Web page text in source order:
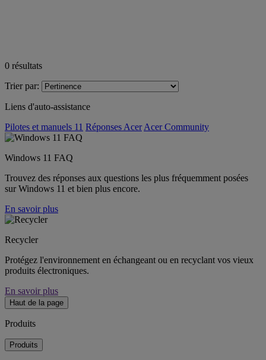
0 résultats
Trier par:
Liens d'auto-assistance
Pilotes et manuels 11 Réponses Acer Acer Community
Windows 11 FAQ
Trouvez des réponses aux questions les plus fréquemment posées
sur Windows 11 et bien plus encore.
En savoir plus
Recycler
Protégez l'environnement en échangeant ou en recyclant vos vieux
produits électroniques.
En savoir plus
Haut de la page
Produits
Produits